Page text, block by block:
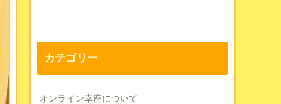
カテゴリー
オンライン幸座について